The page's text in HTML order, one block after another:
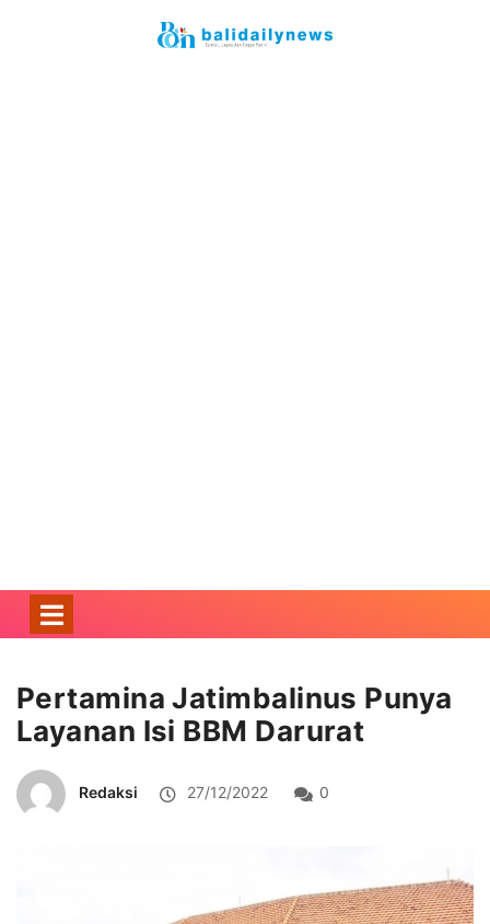
Pertamina Jatimbalinus Punya
Layanan Isi BBM Darurat
Redaksi 27/12/2022 0